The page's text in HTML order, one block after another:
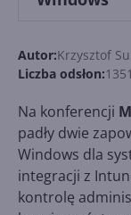
Autor:Krzysztof
Liczba odsłon:1351
Na konferencji
padły dwie
Windows dla
integracji z
kontrolę